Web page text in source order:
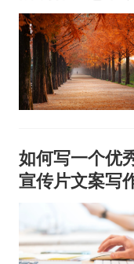
如何写一个优
宣传片文案写